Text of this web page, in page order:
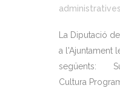
administratives
La Diputació
a l'Ajuntament
següents:
Cultura